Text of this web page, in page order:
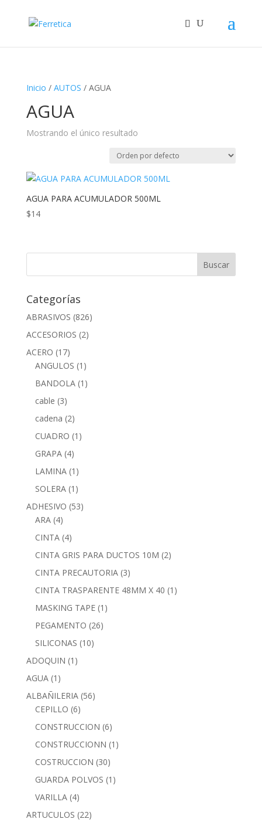
Inicio / AUTOS / AGUA
AGUA
Mostrando el único resultado
AGUA PARA ACUMULADOR 500ML
$14
Categorías
ABRASIVOS (826)
ACCESORIOS (2)
ACERO (17)
ANGULOS (1)
BANDOLA (1)
cable (3)
cadena (2)
CUADRO (1)
GRAPA (4)
LAMINA (1)
SOLERA (1)
ADHESIVO (53)
ARA (4)
CINTA (4)
CINTA GRIS PARA DUCTOS 10M (2)
CINTA PRECAUTORIA (3)
CINTA TRASPARENTE 48MM X 40 (1)
MASKING TAPE (1)
PEGAMENTO (26)
SILICONAS (10)
ADOQUIN (1)
AGUA (1)
ALBAÑILERIA (56)
CEPILLO (6)
CONSTRUCCION (6)
CONSTRUCCIONN (1)
COSTRUCCION (30)
GUARDA POLVOS (1)
VARILLA (4)
ARTUCULOS (22)